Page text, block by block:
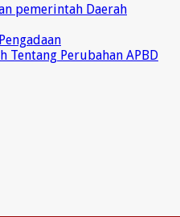
pemerintah Daerah
Tentang Perubahan APBD